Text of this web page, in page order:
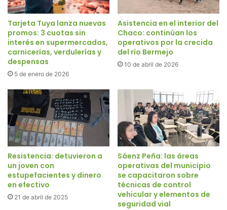
Tarjeta Tuya lanza nuevas
promos: 3 cuotas sin
interés en supermercados,
carnicerías, verdulerías y
despensas
5 de enero de 2026
Asistencia en el interior del
Chaco: continúan los
operativos por la crecida
del río Bermejo
10 de abril de 2026
Resistencia: detuvieron a
un joven con
estupefacientes y dinero
en efectivo
21 de abril de 2025
Sáenz Peña: las áreas
operativas del municipio
se capacitaron sobre
técnicas de control
vehicular y elementos de
seguridad vial